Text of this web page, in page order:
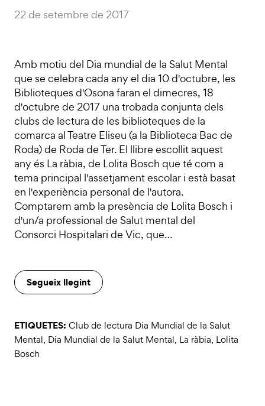
22 de setembre de 2017
Amb motiu del Dia mundial de la Salut Mental
que se celebra cada any el dia 10 d'octubre, les
Biblioteques d'Osona faran el dimecres, 18
d'octubre de 2017 una trobada conjunta dels
clubs de lectura de les biblioteques de la
comarca al Teatre Eliseu (a la Biblioteca Bac de
Roda) de Roda de Ter. El llibre escollit aquest
any és La ràbia, de Lolita Bosch que té com a
tema principal l'assetjament escolar i està basat
en l'experiència personal de l'autora.
Comptarem amb la presència de Lolita Bosch i
d'un/a professional de Salut mental del
Consorci Hospitalari de Vic, que…
Segueix llegint
ETIQUETES: Club de lectura Dia Mundial de la Salut
Mental, Dia Mundial de la Salut Mental, La ràbia, Lolita
Bosch